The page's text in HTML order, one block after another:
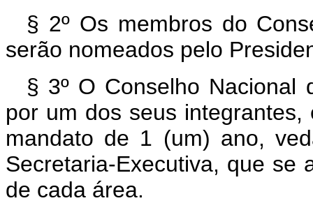
§ 2º Os membros do
serão nomeados pelo
§ 3º O Conselho Nacional
por um dos seus
mandato de 1 (um) ano,
Secretaria-Executiva, que se
de cada área.